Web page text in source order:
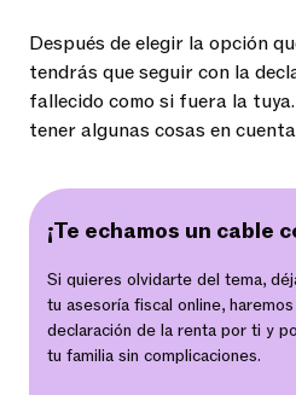
Después de elegir la opción
tendrás que seguir con la
fallecido como si fuera la
tener algunas cosas en
¡Te echamos un cable
Si quieres olvidarte del tema,
tu asesoría fiscal online,
declaración de la renta por ti y
tu familia sin complicaciones.